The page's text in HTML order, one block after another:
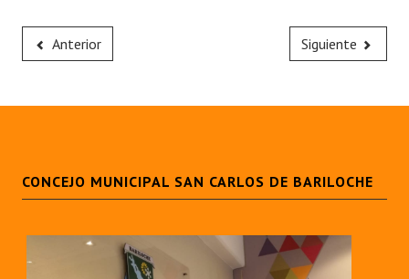
Anterior Siguiente
CONCEJO MUNICIPAL SAN CARLOS DE BARILOCHE